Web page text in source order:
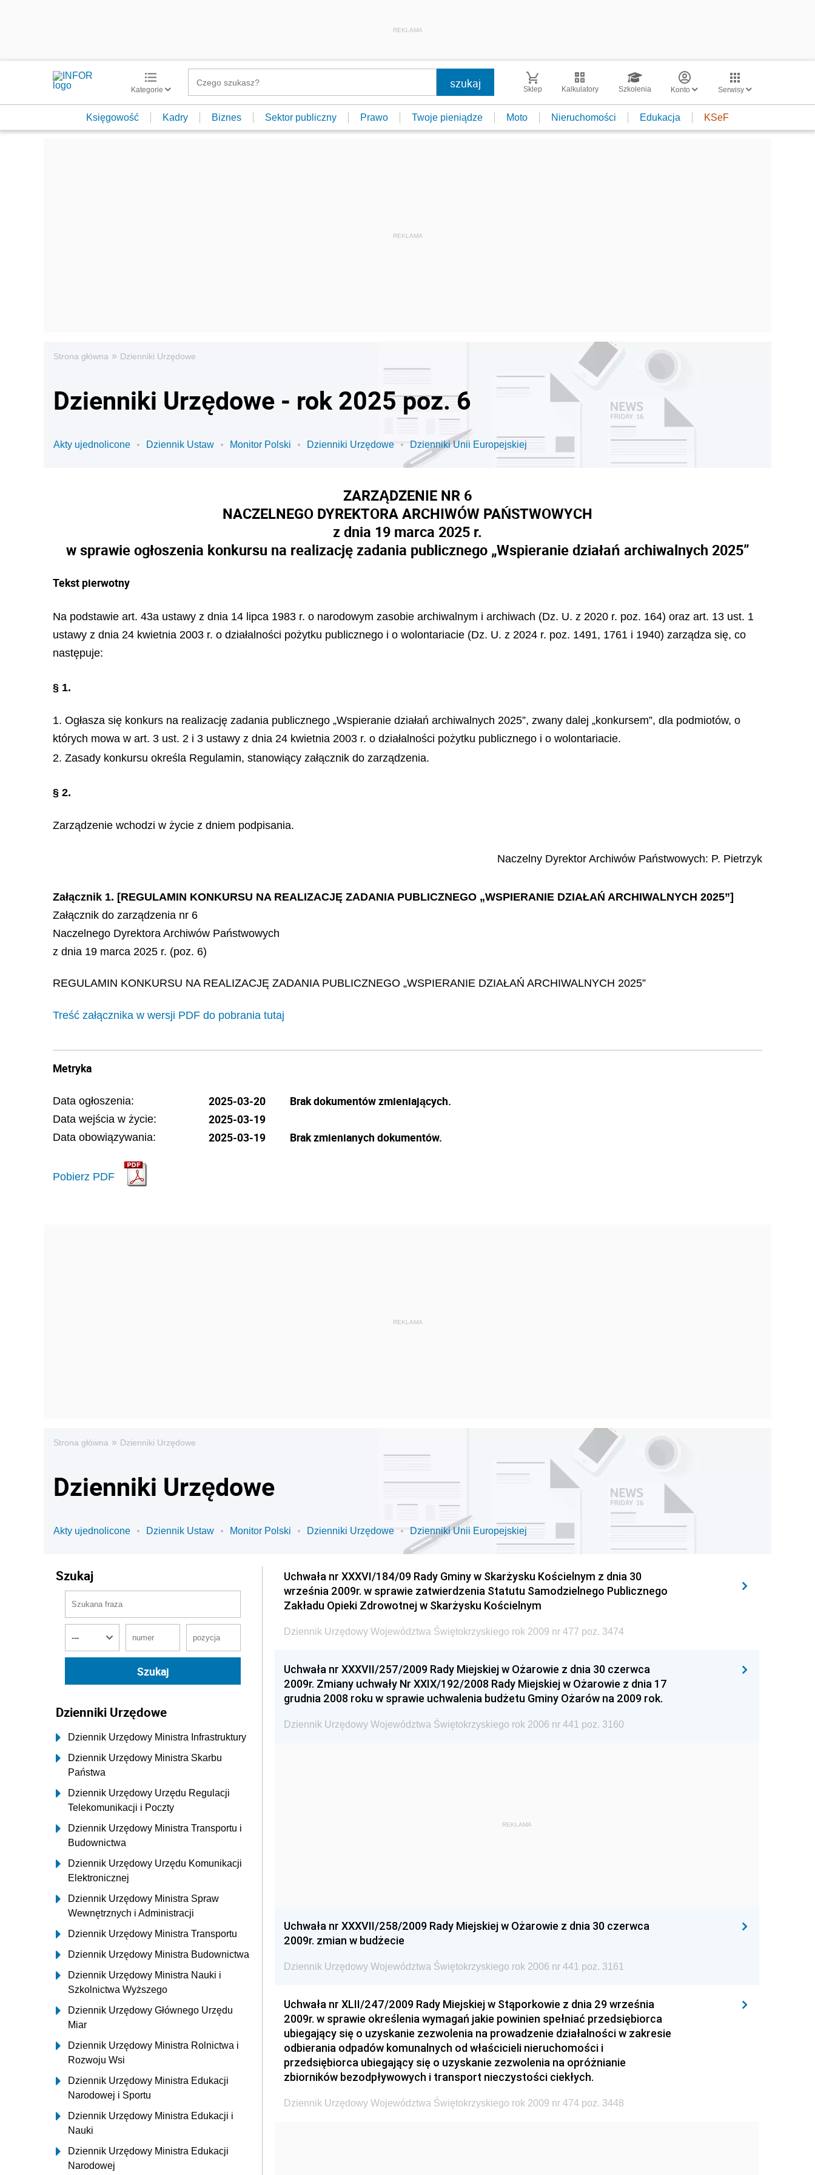
REKLAMA
Kategorie Sklep Kalkulatory Szkolenia Konto Serwisy
Księgowość Kadry Biznes Sektor publiczny Prawo Twoje pieniądze Moto Nieruchomości Edukacja KSeF
Strona główna » Dzienniki Urzędowe
Dzienniki Urzędowe - rok 2025 poz. 6
Akty ujednolicone Dziennik Ustaw Monitor Polski Dzienniki Urzędowe Dzienniki Unii Europejskiej
ZARZĄDZENIE NR 6
NACZELNEGO DYREKTORA ARCHIWÓW PAŃSTWOWYCH
z dnia 19 marca 2025 r.
w sprawie ogłoszenia konkursu na realizację zadania publicznego „Wspieranie działań archiwalnych 2025”
Tekst pierwotny
Na podstawie art. 43a ustawy z dnia 14 lipca 1983 r. o narodowym zasobie archiwalnym i archiwach (Dz. U. z 2020 r. poz. 164) oraz art. 13 ust. 1
ustawy z dnia 24 kwietnia 2003 r. o działalności pożytku publicznego i o wolontariacie (Dz. U. z 2024 r. poz. 1491, 1761 i 1940) zarządza się, co
następuje:
§ 1.
1. Ogłasza się konkurs na realizację zadania publicznego „Wspieranie działań archiwalnych 2025”, zwany dalej „konkursem”, dla podmiotów, o
których mowa w art. 3 ust. 2 i 3 ustawy z dnia 24 kwietnia 2003 r. o działalności pożytku publicznego i o wolontariacie.
2. Zasady konkursu określa Regulamin, stanowiący załącznik do zarządzenia.
§ 2.
Zarządzenie wchodzi w życie z dniem podpisania.
Naczelny Dyrektor Archiwów Państwowych: P. Pietrzyk
Załącznik 1. [REGULAMIN KONKURSU NA REALIZACJĘ ZADANIA PUBLICZNEGO „WSPIERANIE DZIAŁAŃ ARCHIWALNYCH 2025”]
Załącznik do zarządzenia nr 6
Naczelnego Dyrektora Archiwów Państwowych
z dnia 19 marca 2025 r. (poz. 6)
REGULAMIN KONKURSU NA REALIZACJĘ ZADANIA PUBLICZNEGO „WSPIERANIE DZIAŁAŃ ARCHIWALNYCH 2025”
Treść załącznika w wersji PDF do pobrania tutaj
Metryka
Data ogłoszenia: 2025-03-20
Data wejścia w życie: 2025-03-19
Data obowiązywania: 2025-03-19
Pobierz PDF
Brak dokumentów zmieniających.
Brak zmienianych dokumentów.
Strona główna » Dzienniki Urzędowe
Dzienniki Urzędowe
Akty ujednolicone Dziennik Ustaw Monitor Polski Dzienniki Urzędowe Dzienniki Unii Europejskiej
Szukaj
Dzienniki Urzędowe
Dziennik Urzędowy Ministra Infrastruktury
Dziennik Urzędowy Ministra Skarbu
Państwa
Dziennik Urzędowy Urzędu Regulacji
Telekomunikacji i Poczty
Dziennik Urzędowy Ministra Transportu i
Budownictwa
Dziennik Urzędowy Urzędu Komunikacji
Elektronicznej
Dziennik Urzędowy Ministra Spraw
Wewnętrznych i Administracji
Dziennik Urzędowy Ministra Transportu
Dziennik Urzędowy Ministra Budownictwa
Dziennik Urzędowy Ministra Nauki i
Szkolnictwa Wyższego
Dziennik Urzędowy Głównego Urzędu
Miar
Dziennik Urzędowy Ministra Rolnictwa i
Rozwoju Wsi
Dziennik Urzędowy Ministra Edukacji
Narodowej i Sportu
Dziennik Urzędowy Ministra Edukacji i
Nauki
Dziennik Urzędowy Ministra Edukacji
Narodowej
Uchwała nr XXXVI/184/09 Rady Gminy w Skarżysku Kościelnym z dnia 30
września 2009r. w sprawie zatwierdzenia Statutu Samodzielnego Publicznego
Zakładu Opieki Zdrowotnej w Skarżysku Kościelnym
Dziennik Urzędowy Województwa Świętokrzyskiego rok 2009 nr 477 poz. 3474
Uchwała nr XXXVII/257/2009 Rady Miejskiej w Ożarowie z dnia 30 czerwca
2009r. Zmiany uchwały Nr XXIX/192/2008 Rady Miejskiej w Ożarowie z dnia 17
grudnia 2008 roku w sprawie uchwalenia budżetu Gminy Ożarów na 2009 rok.
Dziennik Urzędowy Województwa Świętokrzyskiego rok 2006 nr 441 poz. 3160
REKLAMA
Uchwała nr XXXVII/258/2009 Rady Miejskiej w Ożarowie z dnia 30 czerwca
2009r. zmian w budżecie
Dziennik Urzędowy Województwa Świętokrzyskiego rok 2006 nr 441 poz. 3161
Uchwała nr XLII/247/2009 Rady Miejskiej w Stąporkowie z dnia 29 września
2009r. w sprawie określenia wymagań jakie powinien spełniać przedsiębiorca
ubiegający się o uzyskanie zezwolenia na prowadzenie działalności w zakresie
odbierania odpadów komunalnych od właścicieli nieruchomości i
przedsiębiorca ubiegający się o uzyskanie zezwolenia na opróżnianie
zbiorników bezodpływowych i transport nieczystości ciekłych.
Dziennik Urzędowy Województwa Świętokrzyskiego rok 2009 nr 474 poz. 3448